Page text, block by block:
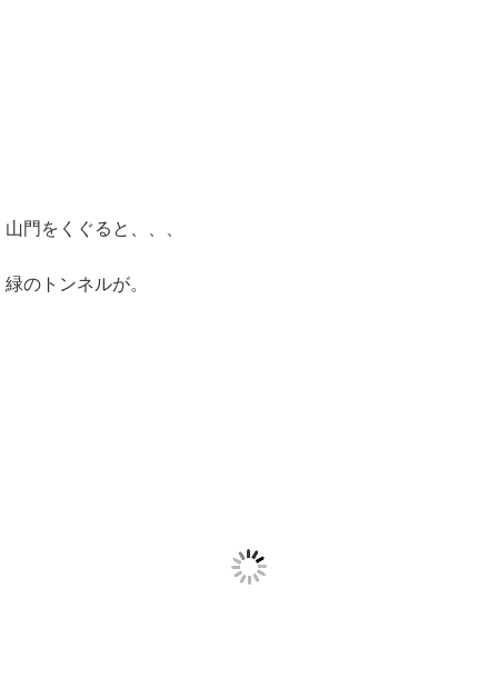
山門をくぐると、、、
緑のトンネルが。